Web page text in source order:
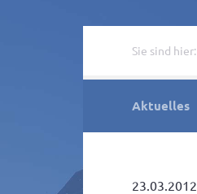
Sie sind hier:
Aktuelles
23.03.2012